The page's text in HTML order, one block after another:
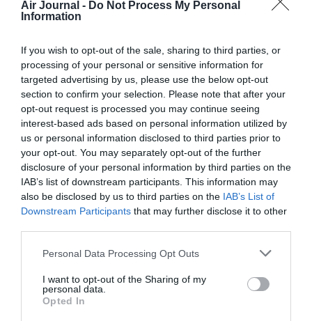
Air Journal - Do Not Process My Personal
Information
If you wish to opt-out of the sale, sharing to third parties, or
processing of your personal or sensitive information for
targeted advertising by us, please use the below opt-out
section to confirm your selection. Please note that after your
opt-out request is processed you may continue seeing
interest-based ads based on personal information utilized by
us or personal information disclosed to third parties prior to
your opt-out. You may separately opt-out of the further
disclosure of your personal information by third parties on the
IAB’s list of downstream participants. This information may
also be disclosed by us to third parties on the IAB’s List of
Downstream Participants that may further disclose it to other
Personal Data Processing Opt Outs
I want to opt-out of the Sharing of my
personal data.
Opted In
développement !
NOUS SOUTENIR
DERNIERS COMMENTAIRES
Djma commenté l'article :
Après Emirates, Lufthansa remet en cause la réception